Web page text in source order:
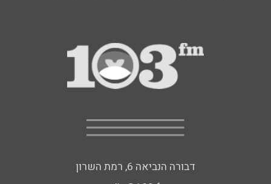
דבורה הנביאה 6, רמת השרון